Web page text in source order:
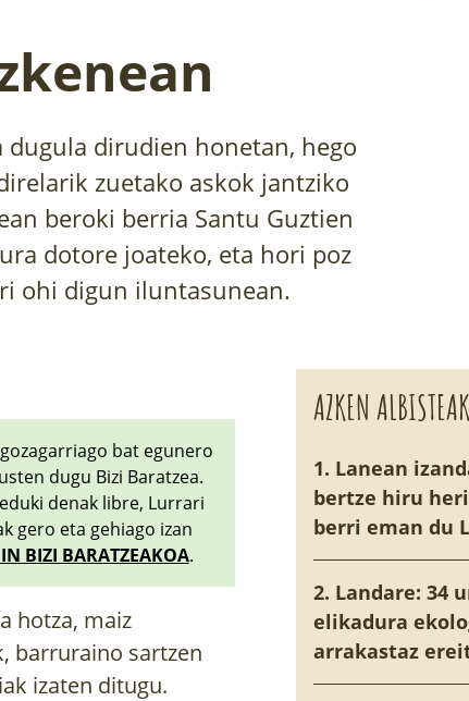
dugula dirudien honetan, hego
zuetako askok jantziko
beroki berria Santu Guztien
dotore joateko, eta hori poz
ohi digun iluntasunean.
bat egunero
dugu Bizi Baratzea.
denak libre, Lurrari
gero eta gehiago izan
BIZI BARATZEAKOA.
hotza, maiz
barruraino sartzen
izaten ditugu.
AZKEN ALBISTEAK
1. Lanean
bertze hiru
berri eman du
2. Landare: 34
elikadura
arrakastaz